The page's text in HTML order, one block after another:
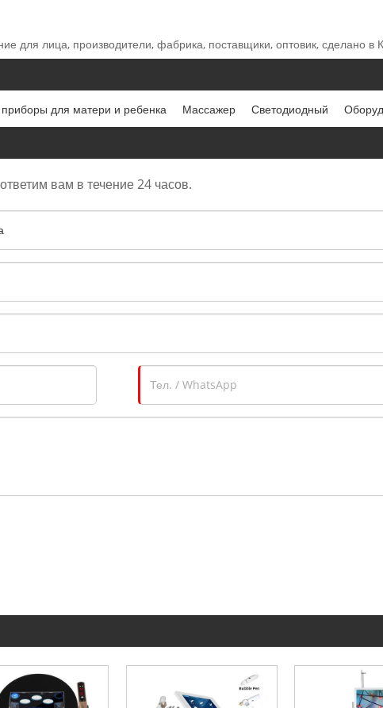
для лица, производители, фабрика, поставщики, оптовик, сделано в
приборы для матери и ребенка Массажер Светодиодный
вам в течение 24 часов.